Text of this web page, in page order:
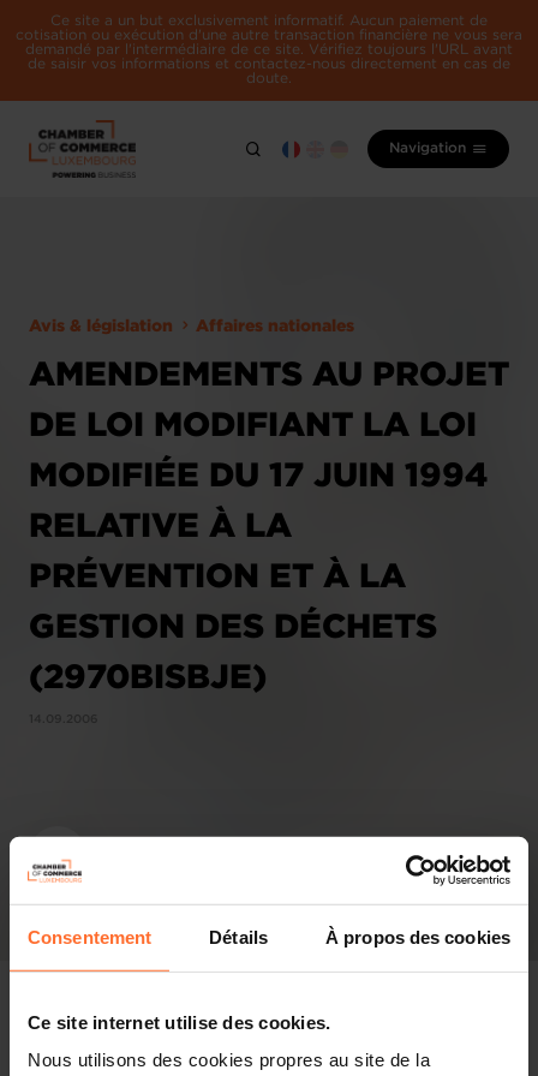
Consentement Détails À propos des cookies
Ce site internet utilise des cookies.
Nous utilisons des cookies propres au site de la
Ce site a un but exclusivement informatif. Aucun paiement de
cotisation ou exécution d'une autre transaction financière ne vous sera
demandé par l'intermédiaire de ce site. Vérifiez toujours l'URL avant
de saisir vos informations et contactez-nous directement en cas de
doute.
Navigation
Avis & législation Affaires nationales
AMENDEMENTS AU PROJET
DE LOI MODIFIANT LA LOI
MODIFIÉE DU 17 JUIN 1994
RELATIVE À LA
PRÉVENTION ET À LA
GESTION DES DÉCHETS
(2970BISBJE)